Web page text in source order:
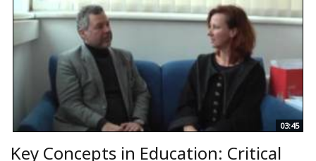
03:45
Key Concepts in Education: Critical